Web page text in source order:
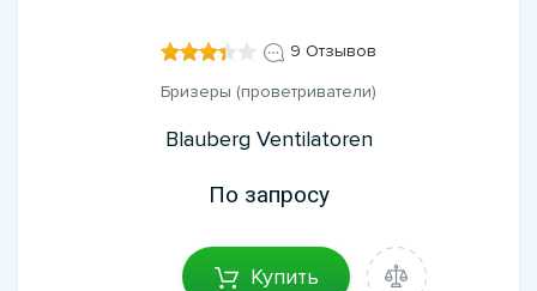
9 Отзывов
Бризеры (проветриватели)
Blauberg Ventilatoren
По запросу
Купить